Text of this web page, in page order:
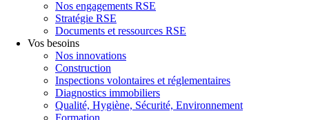
Nos engagements RSE
Stratégie RSE
Documents et ressources RSE
Vos besoins
Nos innovations
Construction
Inspections volontaires et réglementaires
Diagnostics immobiliers
Qualité, Hygiène, Sécurité, Environnement